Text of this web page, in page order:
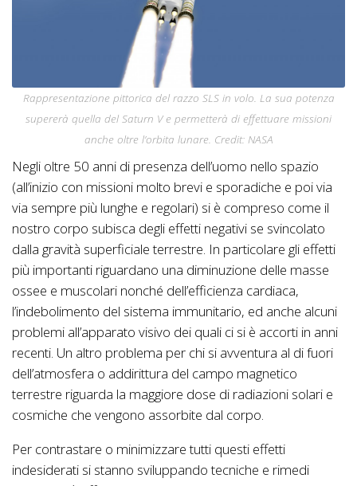
Rappresentazione pittorica del razzo SLS in volo. La sua potenza
supererà quella del Saturn V e permetterà di effettuare missioni
anche oltre l’orbita lunare. Credit: NASA
Negli oltre 50 anni di presenza dell’uomo nello spazio
(all’inizio con missioni molto brevi e sporadiche e poi via
via sempre più lunghe e regolari) si è compreso come il
nostro corpo subisca degli effetti negativi se svincolato
dalla gravità superficiale terrestre. In particolare gli effetti
più importanti riguardano una diminuzione delle masse
ossee e muscolari nonché dell’efficienza cardiaca,
l’indebolimento del sistema immunitario, ed anche alcuni
problemi all’apparato visivo dei quali ci si è accorti in anni
recenti. Un altro problema per chi si avventura al di fuori
dell’atmosfera o addirittura del campo magnetico
terrestre riguarda la maggiore dose di radiazioni solari e
cosmiche che vengono assorbite dal corpo.
Per contrastare o minimizzare tutti questi effetti
indesiderati si stanno sviluppando tecniche e rimedi